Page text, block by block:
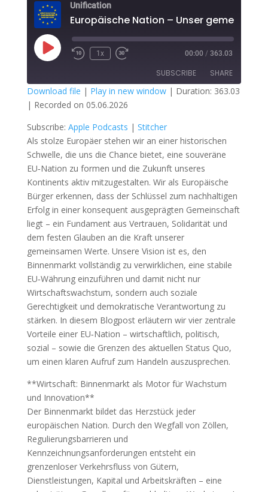
Unification
Play
Episode
1x 00:00 / 363.03
SUBSCRIBE SHARE
Apple Podcasts
RSS FEED
SHARE
LINK
EMBED
Download file | Play in new window| Duration: 363.03
| Recorded on 05.06.2026
Subscribe: Apple Podcasts | Stitcher
Als stolze Europäer stehen wir an einer historischen
Schwelle, die uns die Chance bietet, eine souveräne
EU‑Nation zu formen und die Zukunft unseres
Kontinents aktiv mitzugestalten. Wir als Europäische
Bürger erkennen, dass der Schlüssel zum nachhaltigen
Erfolg in einer konsequent ausgeprägten Gemeinschaft
liegt – ein Fundament aus Vertrauen, Solidarität und
dem festen Glauben an die Kraft unserer
gemeinsamen Werte. Unsere Vision ist es, den
Binnenmarkt vollständig zu verwirklichen, eine stabile
EU‑Währung einzuführen und damit nicht nur
Wirtschaftswachstum, sondern auch soziale
Gerechtigkeit und demokratische Verantwortung zu
stärken. In diesem Blogpost erläutern wir vier zentrale
Vorteile einer EU‑Nation – wirtschaftlich, politisch,
sozial – sowie die Grenzen des aktuellen Status Quo,
um einen klaren Aufruf zum Handeln auszusprechen.
**Wirtschaft: Binnenmarkt als Motor für Wachstum
und Innovation**
Der Binnenmarkt bildet das Herzstück jeder
europäischen Nation. Durch den Wegfall von Zöllen,
Regulierungsbarrieren und
Kennzeichnungsanforderungen entsteht ein
grenzenloser Verkehrsfluss von Gütern,
Dienstleistungen, Kapital und Arbeitskräften – eine